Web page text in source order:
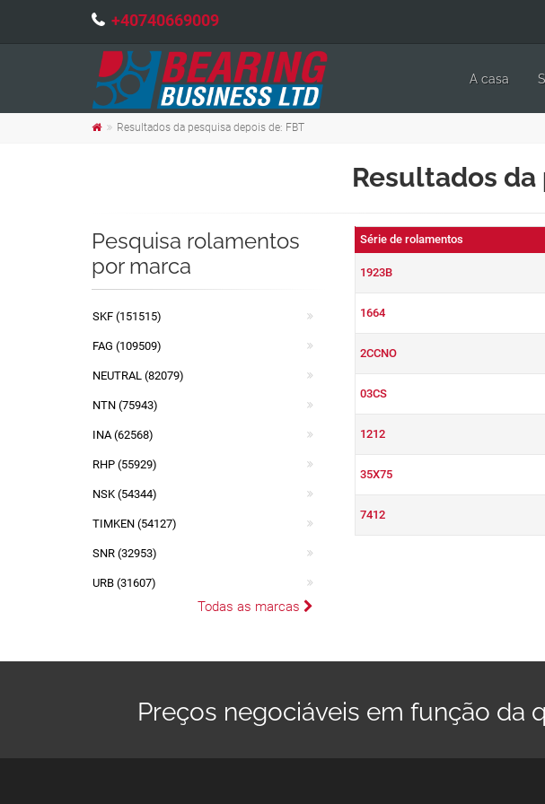
+40740669009
A casa
Resultados da pesquisa depois de: FBT
Resultados da
Série de rolamentos
1923B
1664
2CCNO
03CS
1212
35X75
7412
Pesquisa rolamentos
por marca
SKF (151515)
FAG (109509)
NEUTRAL (82079)
NTN (75943)
INA (62568)
RHP (55929)
NSK (54344)
TIMKEN (54127)
SNR (32953)
URB (31607)
Todas as marcas
Preços negociáveis em função da